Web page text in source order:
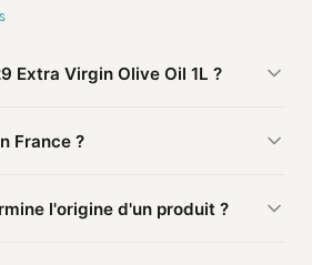
Extra Virgin Olive Oil 1L ?
de 1629 est fabriqué en
France ?
fabriqués ailleurs.
l'origine d'un produit ?